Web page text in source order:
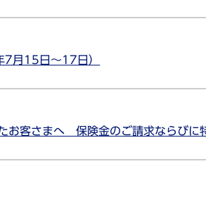
7月15日～17日）
お客さまへ 保険金のご請求ならびに